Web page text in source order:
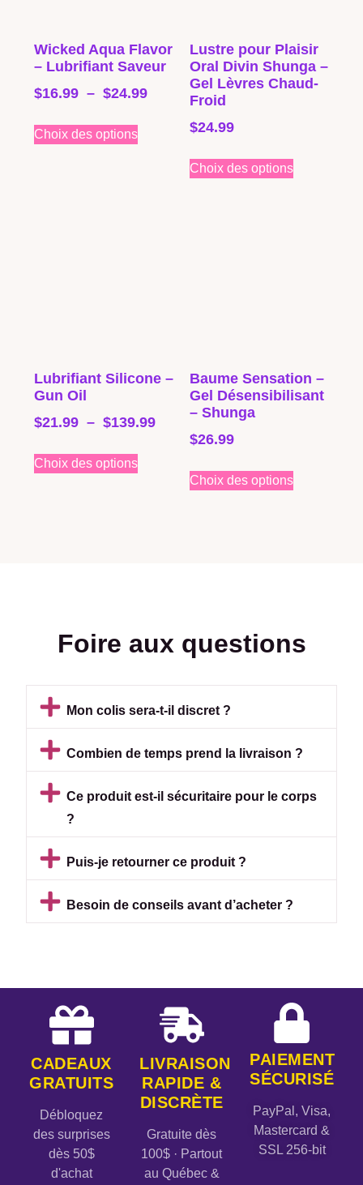
Wicked Aqua Flavor
– Lubrifiant Saveur
$16.99 – $24.99
Choix des options
Lustre pour Plaisir
Oral Divin Shunga –
Gel Lèvres Chaud-
Froid
$24.99
Choix des options
Lubrifiant Silicone –
Gun Oil
$21.99 – $139.99
Choix des options
Baume Sensation –
Gel Désensibilisant
– Shunga
$26.99
Choix des options
Foire aux questions
Mon colis sera-t-il discret ?
Combien de temps prend la livraison ?
Ce produit est-il sécuritaire pour le corps
?
Puis-je retourner ce produit ?
Besoin de conseils avant d’acheter ?
CADEAUX
GRATUITS
Débloquez
des surprises
dès 50$
d'achat
LIVRAISON
RAPIDE &
DISCRÈTE
Gratuite dès
100$ · Partout
au Québec &
PAIEMENT
SÉCURISÉ
PayPal, Visa,
Mastercard &
SSL 256-bit